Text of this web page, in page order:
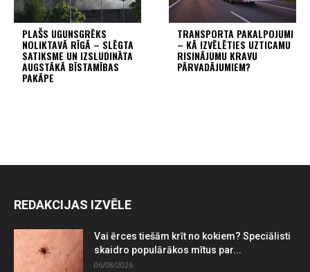
PLAŠS UGUNSGRĒKS
NOLIKTAVĀ RĪGĀ – SLĒGTA
SATIKSME UN IZSLUDINĀTA
AUGSTĀKĀ BĪSTAMĪBAS
PAKĀPE
TRANSPORTA PAKALPOJUMI
– KĀ IZVĒLĒTIES UZTICAMU
RISINĀJUMU KRAVU
PĀRVADĀJUMIEM?
REDAKCIJAS IZVĒLE
Vai ērces tiešām krīt no kokiem? Speciālisti
skaidro populārākos mītus par...
06/08/2026